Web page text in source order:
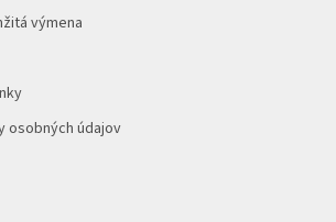
výmena
osobných údajov